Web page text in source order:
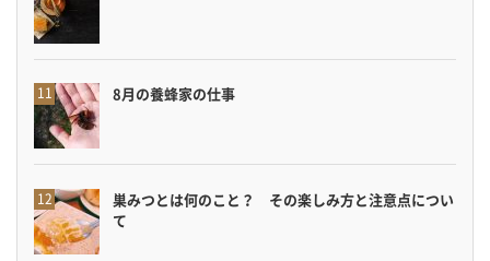
8月の養蜂家の仕事
巣みつとは何のこと？ その楽しみ方と注意点につい
て